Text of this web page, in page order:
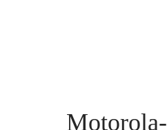
شارژر بیسیم Motorola-